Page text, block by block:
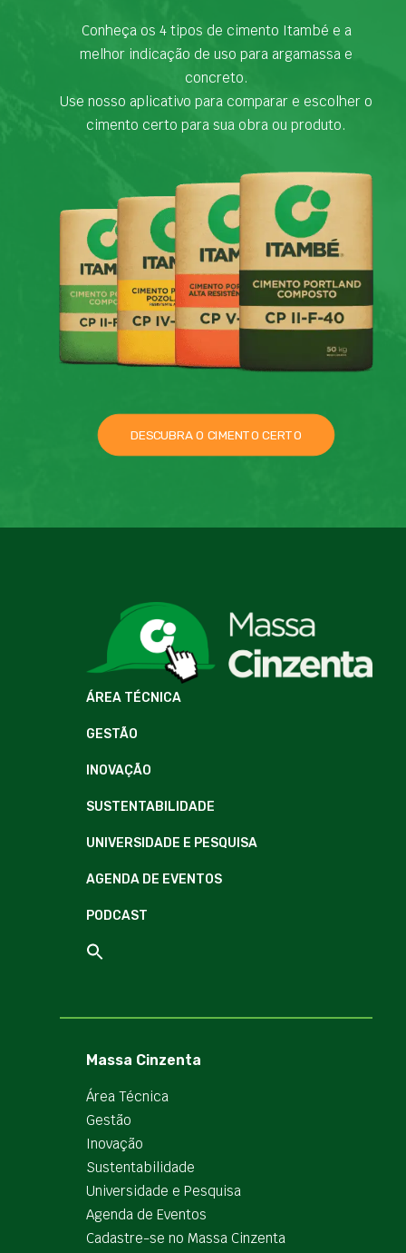
Conheça os 4 tipos de cimento Itambé e a
melhor indicação de uso para argamassa e
concreto.
Use nosso aplicativo para comparar e escolher o
cimento certo para sua obra ou produto.
DESCUBRA O CIMENTO CERTO
ÁREA TÉCNICA
GESTÃO
INOVAÇÃO
SUSTENTABILIDADE
UNIVERSIDADE E PESQUISA
AGENDA DE EVENTOS
PODCAST
Massa Cinzenta
Área Técnica
Gestão
Inovação
Sustentabilidade
Universidade e Pesquisa
Agenda de Eventos
Cadastre-se no Massa Cinzenta